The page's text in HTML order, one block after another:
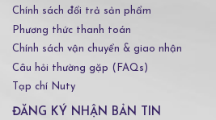
Chính sách đổi trả sản phẩm
Phương thức thanh toán
Chính sách vận chuyển & giao nhận
Câu hỏi thường gặp (FAQs)
Tạp chí Nuty
ĐĂNG KÝ NHẬN BẢN TIN